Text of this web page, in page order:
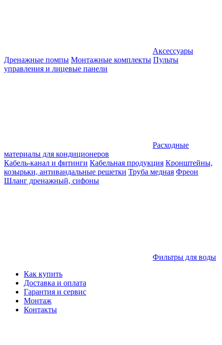
Аксессуары
Дренажные помпы Монтажные комплекты Пульты
управления и лицевые панели
Расходные
материалы для кондиционеров
Кабель-канал и фитинги Кабельная продукция Кронштейны,
козырьки, антивандальные решетки Труба медная Фреон
Шланг дренажный, сифоны
Фильтры для воды
Как купить
Доставка и оплата
Гарантия и сервис
Монтаж
Контакты